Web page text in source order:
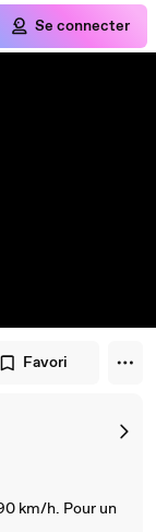
Se connecter
Favori
km/h. Pour un